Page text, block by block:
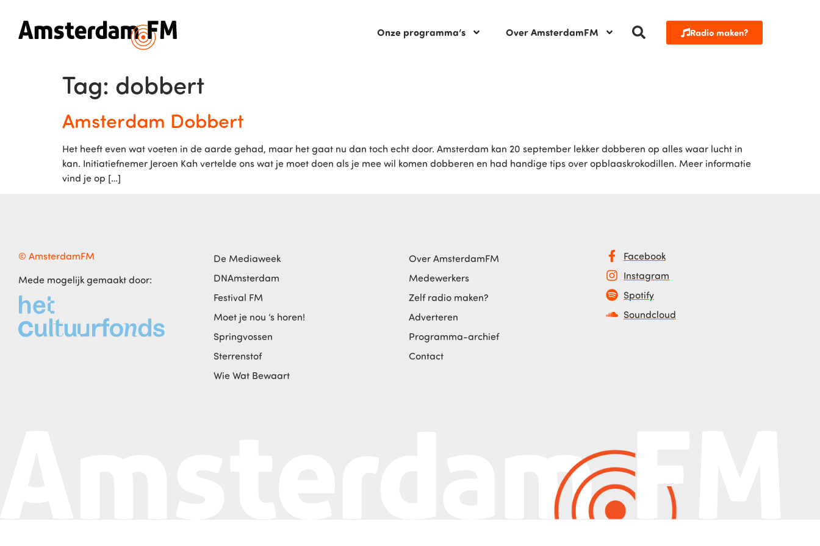
Onze programma’s Over AmsterdamFM Radio maken?
Tag: dobbert
Amsterdam Dobbert
Het heeft even wat voeten in de aarde gehad, maar het gaat nu dan toch echt door. Amsterdam kan 20 september lekker dobberen op alles waar lucht in
kan. Initiatiefnemer Jeroen Kah vertelde ons wat je moet doen als je mee wil komen dobberen en had handige tips over opblaaskrokodillen. Meer informatie
vind je op […]
© AmsterdamFM
Mede mogelijk gemaakt door:
De Mediaweek
DNAmsterdam
Festival FM
Moet je nou ‘s horen!
Springvossen
Sterrenstof
Wie Wat Bewaart
Over AmsterdamFM
Medewerkers
Zelf radio maken?
Adverteren
Programma-archief
Contact
Facebook
Instagram
Spotify
Soundcloud